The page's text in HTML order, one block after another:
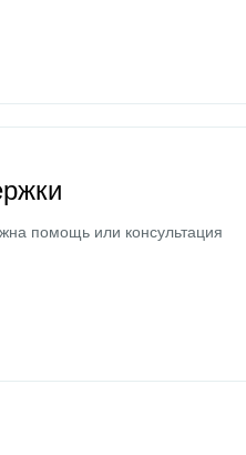
помощь или консультация